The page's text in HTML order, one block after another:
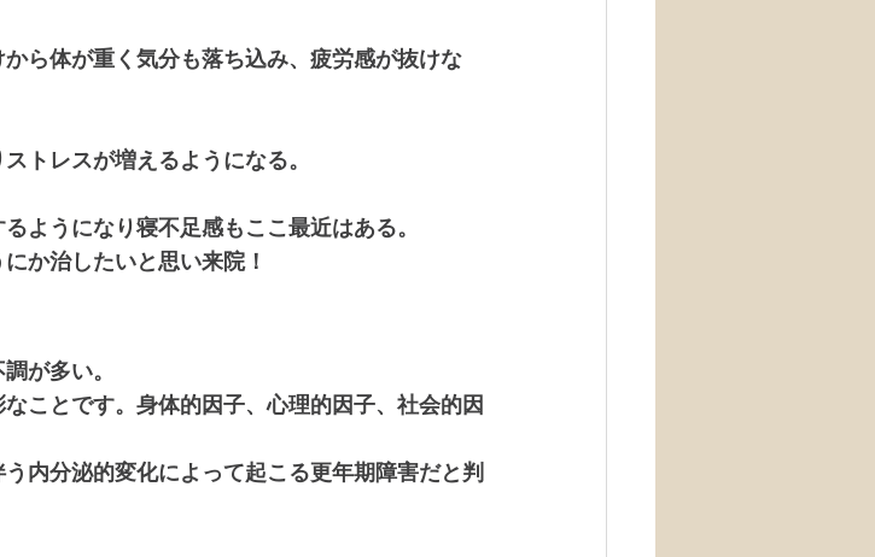
ら体が重く気分も落ち込み、疲労感が抜けな
トレスが増えるようになる。
ようになり寝不足感もここ最近はある。
か治したいと思い来院！
が多い。
ことです。身体的因子、心理的因子、社会的因
内分泌的変化によって起こる更年期障害だと判